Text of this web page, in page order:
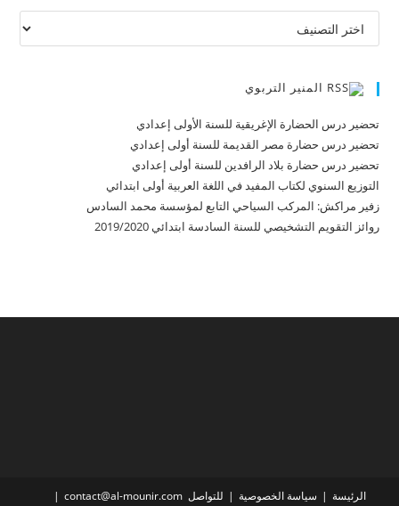
تصنيفات
المنير التربوي
تحضير درس الحضارة الإغريقية للسنة الأولى إعدادي
تحضير درس حضارة مصر القديمة للسنة أولى إعدادي
تحضير درس حضارة بلاد الرافدين للسنة أولى إعدادي
التوزيع السنوي لكتاب المفيد في اللغة العربية أولى ابتدائي
زفير مراكش: المركب السياحي التابع لمؤسسة محمد السادس
روائز التقويم التشخيصي للسنة السادسة ابتدائي 2019/2020
الرئيسة سياسة الخصوصية للتواصل contact@al-mounir.com